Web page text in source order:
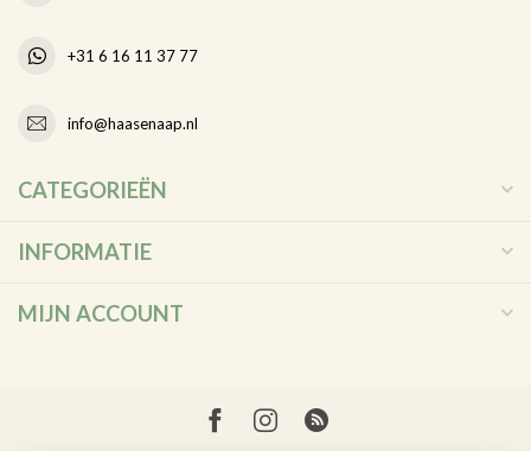
+31 6 16 11 37 77
info@haasenaap.nl
CATEGORIEËN
INFORMATIE
MIJN ACCOUNT